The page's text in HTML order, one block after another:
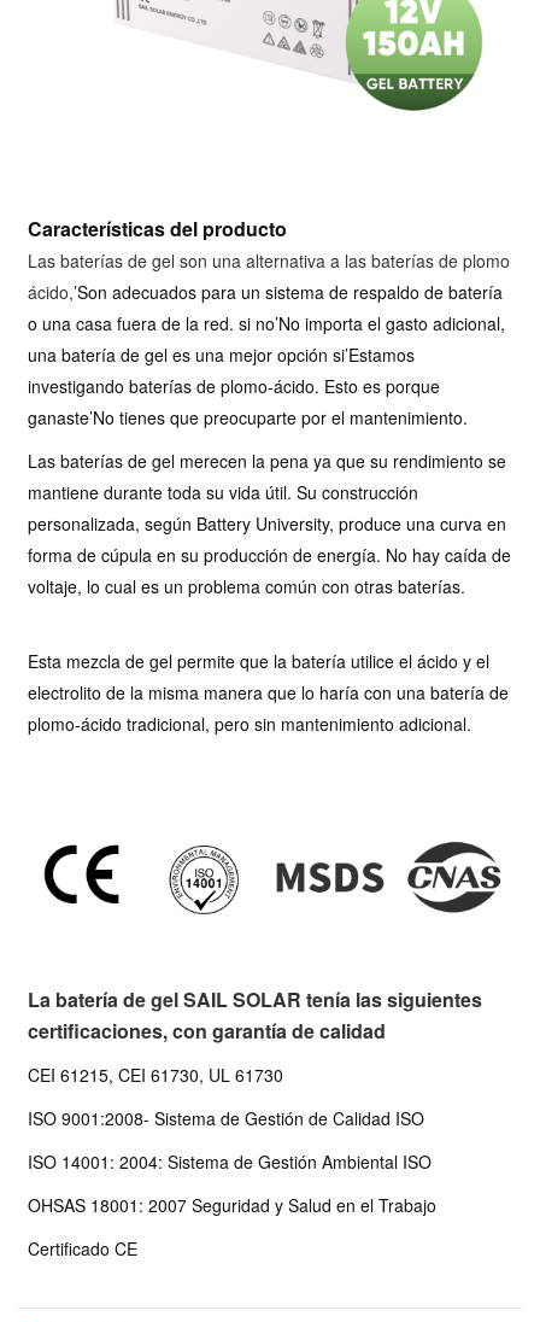
Características del producto
Las baterías de gel son una alternativa a las baterías de plomo
ácido,’Son adecuados para un sistema de respaldo de batería
o una casa fuera de la red. si no’No importa el gasto adicional,
una batería de gel es una mejor opción si’Estamos
investigando baterías de plomo-ácido. Esto es porque
ganaste’No tienes que preocuparte por el mantenimiento.
Las baterías de gel merecen la pena ya que su rendimiento se
mantiene durante toda su vida útil. Su construcción
personalizada, según Battery University, produce una curva en
forma de cúpula en su producción de energía. No hay caída de
voltaje, lo cual es un problema común con otras baterías.
Esta mezcla de gel permite que la batería utilice el ácido y el
electrolito de la misma manera que lo haría con una batería de
plomo-ácido tradicional, pero sin mantenimiento adicional.
La batería de gel SAIL SOLAR tenía las siguientes
certificaciones, con garantía de calidad
CEI 61215, CEI 61730, UL 61730
ISO 9001:2008- Sistema de Gestión de Calidad ISO
ISO 14001: 2004: Sistema de Gestión Ambiental ISO
OHSAS 18001: 2007 Seguridad y Salud en el Trabajo
Certificado CE